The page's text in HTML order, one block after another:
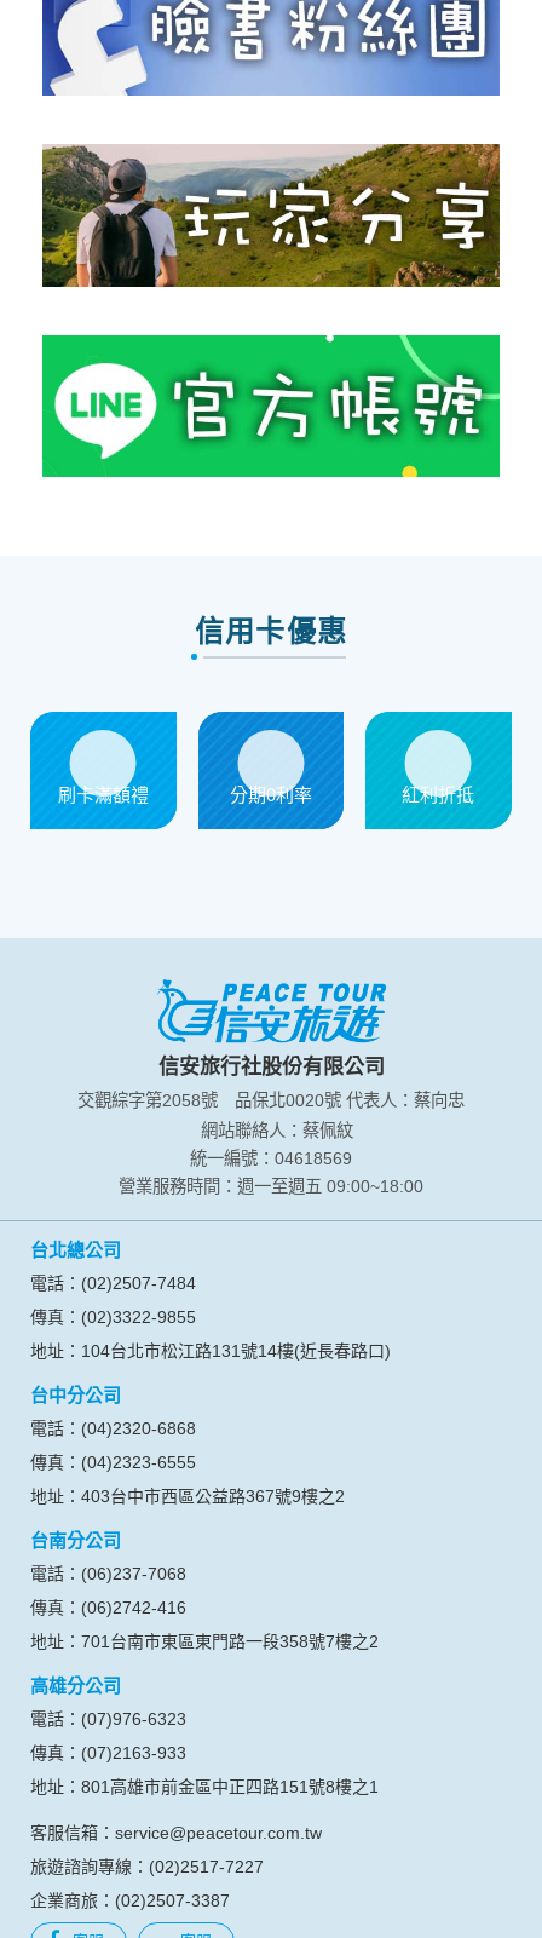
信用卡優惠
刷卡滿額禮 分期0利率 紅利折抵
信安旅行社股份有限公司
交觀綜字第2058號 品保北0020號 代表人：蔡向忠
網站聯絡人：蔡佩紋
統一編號：04618569
營業服務時間：週一至週五 09:00~18:00
台北總公司
電話：(02)2507-7484
傳真：(02)3322-9855
地址：104台北市松江路131號14樓(近長春路口)
台中分公司
電話：(04)2320-6868
傳真：(04)2323-6555
地址：403台中市西區公益路367號9樓之2
台南分公司
電話：(06)237-7068
傳真：(06)2742-416
地址：701台南市東區東門路一段358號7樓之2
高雄分公司
電話：(07)976-6323
傳真：(07)2163-933
地址：801高雄市前金區中正四路151號8樓之1
客服信箱：service@peacetour.com.tw
旅遊諮詢專線：(02)2517-7227
企業商旅：(02)2507-3387